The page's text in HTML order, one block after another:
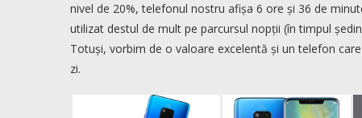
nivel de 20%, telefonul nostru afișa 6 ore și 36 de
utilizat destul de mult pe parcursul nopții (în timpul
Totuși, vorbim de o valoare excelentă și un telefon
zi.